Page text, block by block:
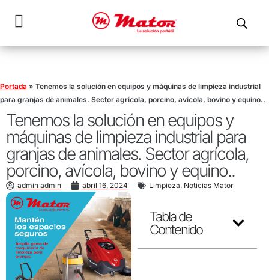
Portada » Tenemos la solución en equipos y máquinas de limpieza industrial
para granjas de animales. Sector agrícola, porcino, avícola, bovino y equino..
Tenemos la solución en equipos y
máquinas de limpieza industrial para
granjas de animales. Sector agrícola,
porcino, avícola, bovino y equino..
admin admin abril 16, 2024 Limpieza, Noticias Mator
Tabla de
Contenido